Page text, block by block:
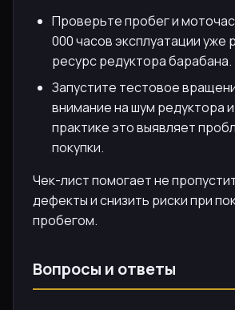
Проверьте пробег и
000 часов эксплуатации уже
ресурс редуктора барабана.
Запустите тестовое
внимание на шум редуктора
практике это выявляет
покупки.
Чек-лист помогает не
дефекты и снизить риски при
пробегом.
Вопросы и ответы